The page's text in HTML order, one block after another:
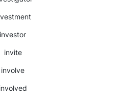
investor
invite
involve
involved